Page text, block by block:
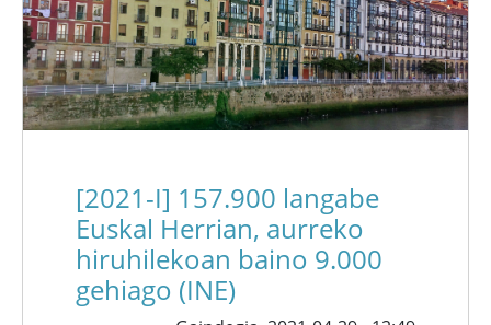
[2021-I] 157.900 langabe
Euskal Herrian, aurreko
hiruhilekoan baino 9.000
gehiago (INE)